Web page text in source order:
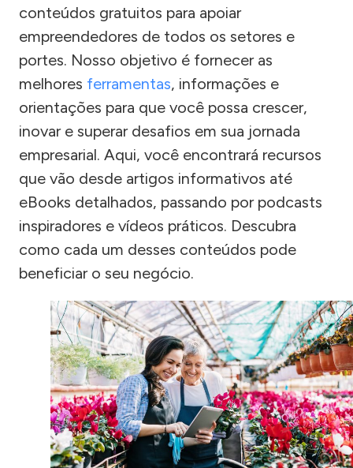
conteúdos gratuitos para apoiar
empreendedores de todos os setores e
portes. Nosso objetivo é fornecer as
melhores ferramentas, informações e
orientações para que você possa crescer,
inovar e superar desafios em sua jornada
empresarial. Aqui, você encontrará recursos
que vão desde artigos informativos até
eBooks detalhados, passando por podcasts
inspiradores e vídeos práticos. Descubra
como cada um desses conteúdos pode
beneficiar o seu negócio.